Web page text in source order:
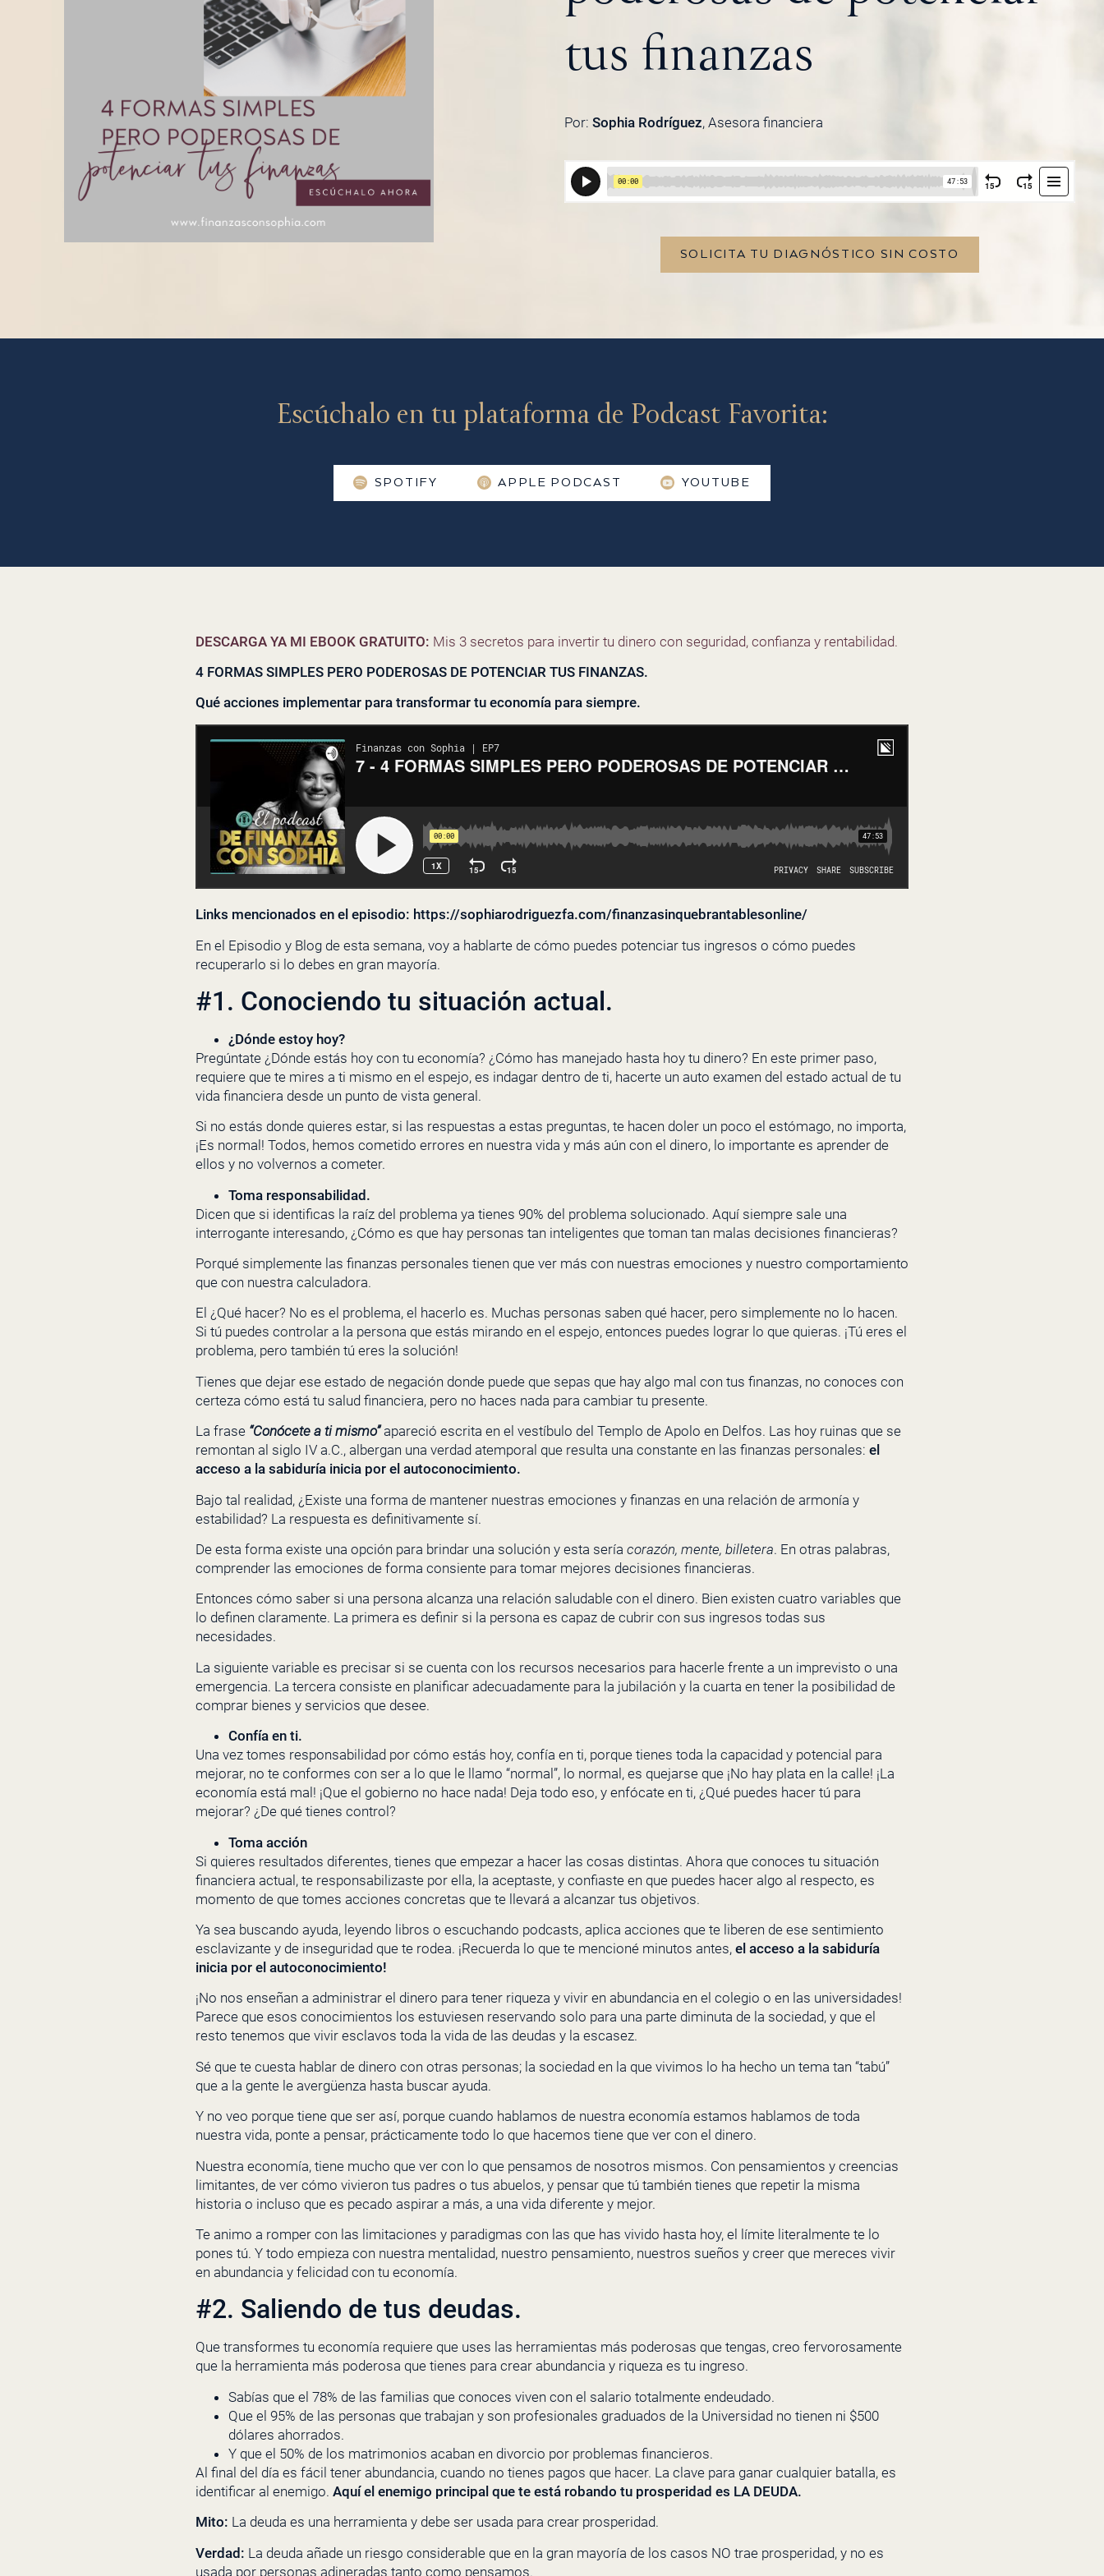
tus finanzas
Por: Sophia Rodríguez, Asesora financiera
SOLICITA TU DIAGNÓSTICO SIN COSTO
Escúchalo en tu plataforma de Podcast Favorita:
SPOTIFY APPLE PODCAST YOUTUBE
DESCARGA YA MI EBOOK GRATUITO: Mis 3 secretos para invertir tu dinero con seguridad, confianza y rentabilidad.
4 FORMAS SIMPLES PERO PODEROSAS DE POTENCIAR TUS FINANZAS.
Qué acciones implementar para transformar tu economía para siempre.
Links mencionados en el episodio: https://sophiarodriguezfa.com/finanzasinquebrantablesonline/
En el Episodio y Blog de esta semana, voy a hablarte de cómo puedes potenciar tus ingresos o cómo puedes
recuperarlo si lo debes en gran mayoría.
#1. Conociendo tu situación actual.
¿Dónde estoy hoy?
Pregúntate ¿Dónde estás hoy con tu economía? ¿Cómo has manejado hasta hoy tu dinero? En este primer paso,
requiere que te mires a ti mismo en el espejo, es indagar dentro de ti, hacerte un auto examen del estado actual de tu
vida financiera desde un punto de vista general.
Si no estás donde quieres estar, si las respuestas a estas preguntas, te hacen doler un poco el estómago, no importa,
¡Es normal! Todos, hemos cometido errores en nuestra vida y más aún con el dinero, lo importante es aprender de
ellos y no volvernos a cometer.
Toma responsabilidad.
Dicen que si identificas la raíz del problema ya tienes 90% del problema solucionado. Aquí siempre sale una
interrogante interesando, ¿Cómo es que hay personas tan inteligentes que toman tan malas decisiones financieras?
Porqué simplemente las finanzas personales tienen que ver más con nuestras emociones y nuestro comportamiento
que con nuestra calculadora.
El ¿Qué hacer? No es el problema, el hacerlo es. Muchas personas saben qué hacer, pero simplemente no lo hacen.
Si tú puedes controlar a la persona que estás mirando en el espejo, entonces puedes lograr lo que quieras. ¡Tú eres el
problema, pero también tú eres la solución!
Tienes que dejar ese estado de negación donde puede que sepas que hay algo mal con tus finanzas, no conoces con
certeza cómo está tu salud financiera, pero no haces nada para cambiar tu presente.
La frase “Conócete a ti mismo” apareció escrita en el vestíbulo del Templo de Apolo en Delfos. Las hoy ruinas que se
remontan al siglo IV a.C., albergan una verdad atemporal que resulta una constante en las finanzas personales: el
acceso a la sabiduría inicia por el autoconocimiento.
Bajo tal realidad, ¿Existe una forma de mantener nuestras emociones y finanzas en una relación de armonía y
estabilidad? La respuesta es definitivamente sí.
De esta forma existe una opción para brindar una solución y esta sería corazón, mente, billetera. En otras palabras,
comprender las emociones de forma consiente para tomar mejores decisiones financieras.
Entonces cómo saber si una persona alcanza una relación saludable con el dinero. Bien existen cuatro variables que
lo definen claramente. La primera es definir si la persona es capaz de cubrir con sus ingresos todas sus
necesidades.
La siguiente variable es precisar si se cuenta con los recursos necesarios para hacerle frente a un imprevisto o una
emergencia. La tercera consiste en planificar adecuadamente para la jubilación y la cuarta en tener la posibilidad de
comprar bienes y servicios que desee.
Confía en ti.
Una vez tomes responsabilidad por cómo estás hoy, confía en ti, porque tienes toda la capacidad y potencial para
mejorar, no te conformes con ser a lo que le llamo “normal”, lo normal, es quejarse que ¡No hay plata en la calle! ¡La
economía está mal! ¡Que el gobierno no hace nada! Deja todo eso, y enfócate en ti, ¿Qué puedes hacer tú para
mejorar? ¿De qué tienes control?
Toma acción
Si quieres resultados diferentes, tienes que empezar a hacer las cosas distintas. Ahora que conoces tu situación
financiera actual, te responsabilizaste por ella, la aceptaste, y confiaste en que puedes hacer algo al respecto, es
momento de que tomes acciones concretas que te llevará a alcanzar tus objetivos.
Ya sea buscando ayuda, leyendo libros o escuchando podcasts, aplica acciones que te liberen de ese sentimiento
esclavizante y de inseguridad que te rodea. ¡Recuerda lo que te mencioné minutos antes, el acceso a la sabiduría
inicia por el autoconocimiento!
¡No nos enseñan a administrar el dinero para tener riqueza y vivir en abundancia en el colegio o en las universidades!
Parece que esos conocimientos los estuviesen reservando solo para una parte diminuta de la sociedad, y que el
resto tenemos que vivir esclavos toda la vida de las deudas y la escasez.
Sé que te cuesta hablar de dinero con otras personas; la sociedad en la que vivimos lo ha hecho un tema tan “tabú”
que a la gente le avergüenza hasta buscar ayuda.
Y no veo porque tiene que ser así, porque cuando hablamos de nuestra economía estamos hablamos de toda
nuestra vida, ponte a pensar, prácticamente todo lo que hacemos tiene que ver con el dinero.
Nuestra economía, tiene mucho que ver con lo que pensamos de nosotros mismos. Con pensamientos y creencias
limitantes, de ver cómo vivieron tus padres o tus abuelos, y pensar que tú también tienes que repetir la misma
historia o incluso que es pecado aspirar a más, a una vida diferente y mejor.
Te animo a romper con las limitaciones y paradigmas con las que has vivido hasta hoy, el límite literalmente te lo
pones tú. Y todo empieza con nuestra mentalidad, nuestro pensamiento, nuestros sueños y creer que mereces vivir
en abundancia y felicidad con tu economía.
#2. Saliendo de tus deudas.
Que transformes tu economía requiere que uses las herramientas más poderosas que tengas, creo fervorosamente
que la herramienta más poderosa que tienes para crear abundancia y riqueza es tu ingreso.
Sabías que el 78% de las familias que conoces viven con el salario totalmente endeudado.
Que el 95% de las personas que trabajan y son profesionales graduados de la Universidad no tienen ni $500
dólares ahorrados.
Y que el 50% de los matrimonios acaban en divorcio por problemas financieros.
Al final del día es fácil tener abundancia, cuando no tienes pagos que hacer. La clave para ganar cualquier batalla, es
identificar al enemigo. Aquí el enemigo principal que te está robando tu prosperidad es LA DEUDA.
Mito: La deuda es una herramienta y debe ser usada para crear prosperidad.
Verdad: La deuda añade un riesgo considerable que en la gran mayoría de los casos NO trae prosperidad, y no es
usada por personas adineradas tanto como pensamos.